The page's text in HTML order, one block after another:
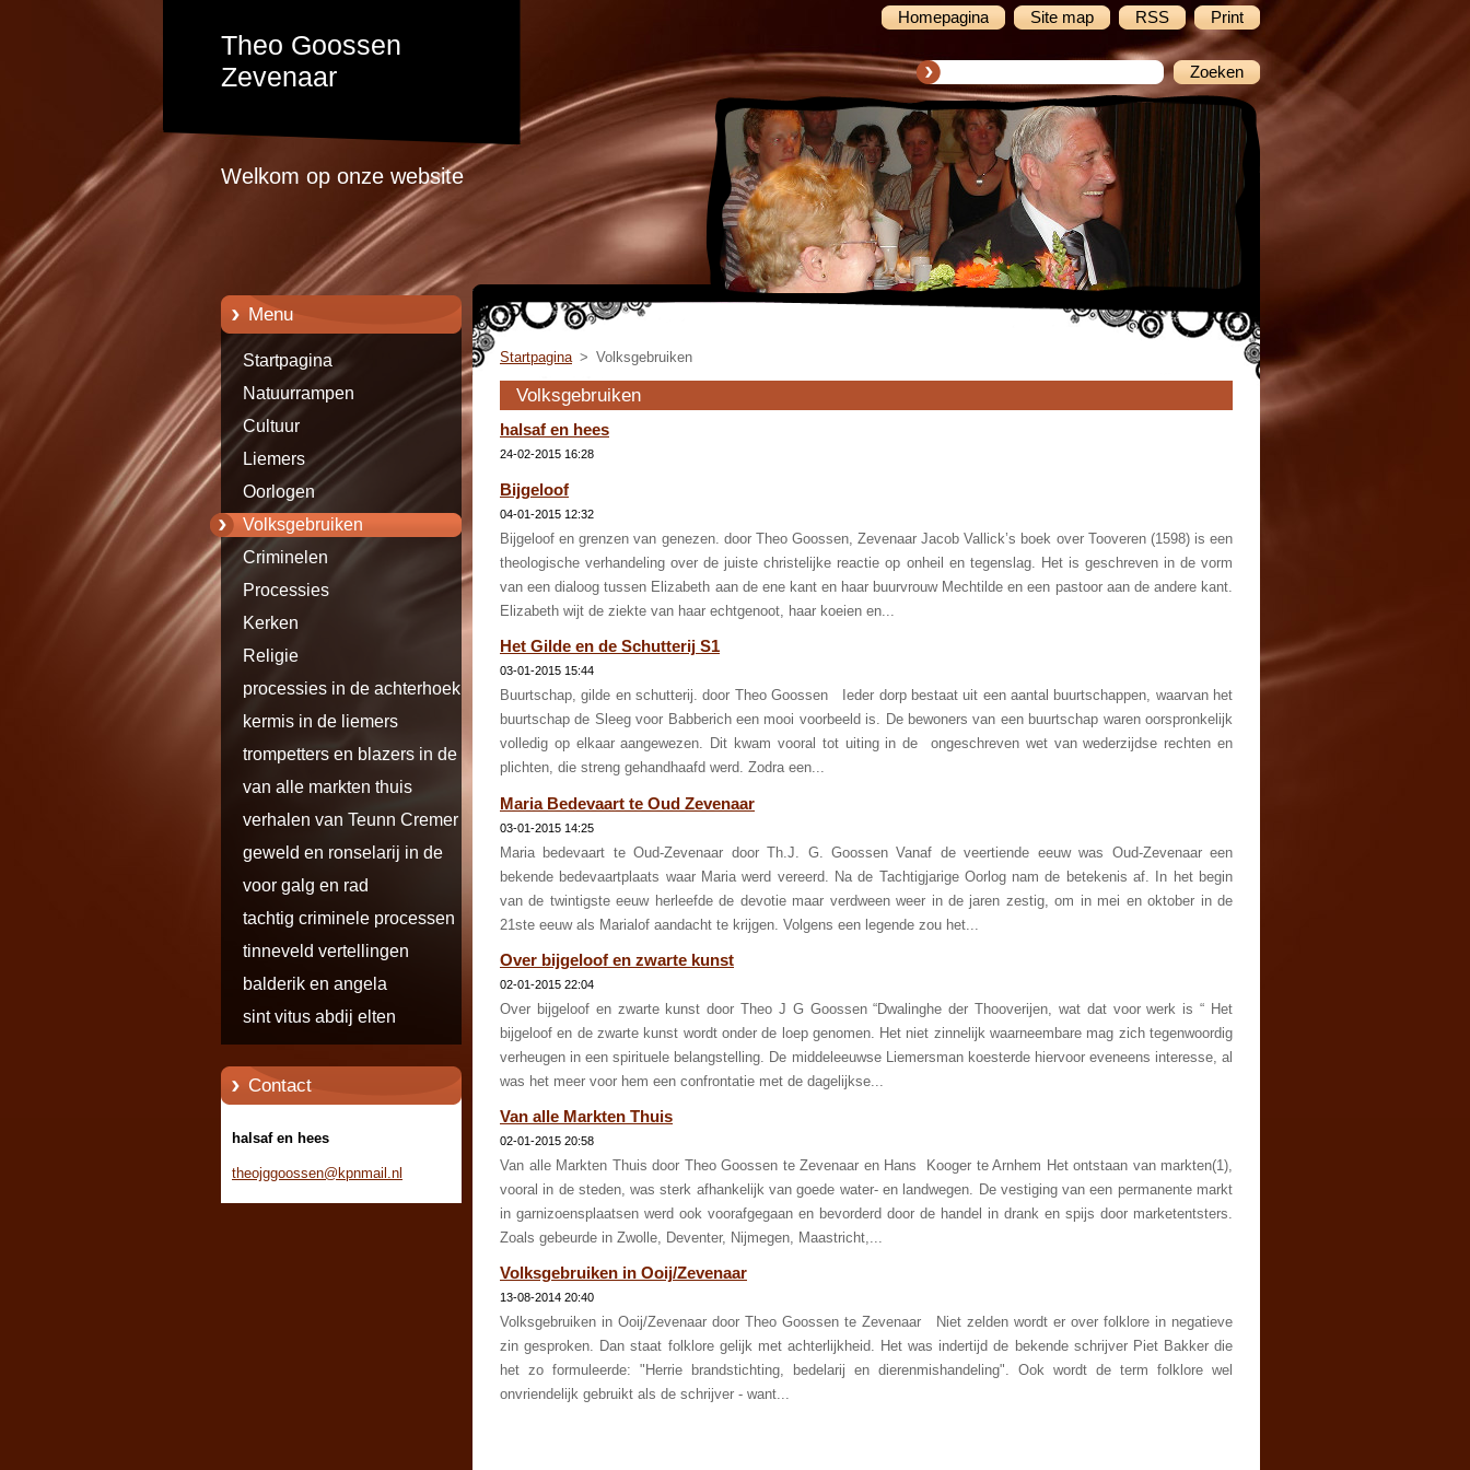
Homepagina Site map RSS Print
Theo Goossen
Zevenaar
Welkom op onze website
Menu
Startpagina
Natuurrampen
Cultuur
Liemers
Oorlogen
Volksgebruiken
Criminelen
Processies
Kerken
Religie
processies in de achterhoek en
de
kermis in de liemers
trompetters en blazers in de
liemers
van alle markten thuis
verhalen van Teunn Cremer uit
Loo
geweld en ronselarij in de
liemers
voor galg en rad
tachtig criminele processen
tinneveld vertellingen
balderik en angela
sint vitus abdij elten
Contact
halsaf en hees
theojggoossen@kpnmail.nl
Startpagina > Volksgebruiken
Volksgebruiken
halsaf en hees
24-02-2015 16:28
Bijgeloof
04-01-2015 12:32
Bijgeloof en grenzen van genezen. door Theo Goossen, Zevenaar Jacob Vallick’s boek over Tooveren (1598) is een
theologische verhandeling over de juiste christelijke reactie op onheil en tegenslag. Het is geschreven in de vorm
van een dialoog tussen Elizabeth aan de ene kant en haar buurvrouw Mechtilde en een pastoor aan de andere kant.
Elizabeth wijt de ziekte van haar echtgenoot, haar koeien en...
Het Gilde en de Schutterij S1
03-01-2015 15:44
Buurtschap, gilde en schutterij. door Theo Goossen Ieder dorp bestaat uit een aantal buurtschappen, waarvan het
buurtschap de Sleeg voor Babberich een mooi voorbeeld is. De bewoners van een buurtschap waren oorspronkelijk
volledig op elkaar aangewezen. Dit kwam vooral tot uiting in de ongeschreven wet van wederzijdse rechten en
plichten, die streng gehandhaafd werd. Zodra een...
Maria Bedevaart te Oud Zevenaar
03-01-2015 14:25
Maria bedevaart te Oud-Zevenaar door Th.J. G. Goossen Vanaf de veertiende eeuw was Oud-Zevenaar een
bekende bedevaartplaats waar Maria werd vereerd. Na de Tachtigjarige Oorlog nam de betekenis af. In het begin
van de twintigste eeuw herleefde de devotie maar verdween weer in de jaren zestig, om in mei en oktober in de
21ste eeuw als Marialof aandacht te krijgen. Volgens een legende zou het...
Over bijgeloof en zwarte kunst
02-01-2015 22:04
Over bijgeloof en zwarte kunst door Theo J G Goossen “Dwalinghe der Thooverijen, wat dat voor werk is “ Het
bijgeloof en de zwarte kunst wordt onder de loep genomen. Het niet zinnelijk waarneembare mag zich tegenwoordig
verheugen in een spirituele belangstelling. De middeleeuwse Liemersman koesterde hiervoor eveneens interesse, al
was het meer voor hem een confrontatie met de dagelijkse...
Van alle Markten Thuis
02-01-2015 20:58
Van alle Markten Thuis door Theo Goossen te Zevenaar en Hans Kooger te Arnhem Het ontstaan van markten(1),
vooral in de steden, was sterk afhankelijk van goede water- en landwegen. De vestiging van een permanente markt
in garnizoensplaatsen werd ook voorafgegaan en bevorderd door de handel in drank en spijs door marketentsters.
Zoals gebeurde in Zwolle, Deventer, Nijmegen, Maastricht,...
Volksgebruiken in Ooij/Zevenaar
13-08-2014 20:40
Volksgebruiken in Ooij/Zevenaar door Theo Goossen te Zevenaar Niet zelden wordt er over folklore in negatieve
zin gesproken. Dan staat folklore gelijk met achterlijkheid. Het was indertijd de bekende schrijver Piet Bakker die
het zo formuleerde: "Herrie brandstichting, bedelarij en dierenmishandeling". Ook wordt de term folklore wel
onvriendelijk gebruikt als de schrijver - want...